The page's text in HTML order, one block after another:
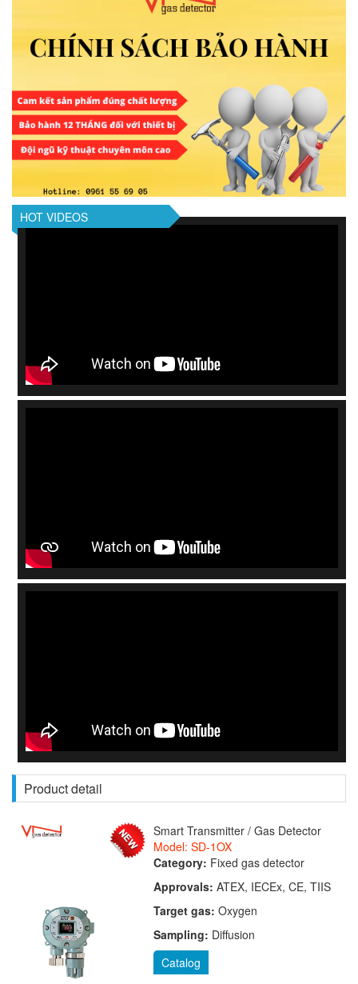
HOT VIDEOS
Product detail
Smart Transmitter / Gas Detector
Model: SD-1OX
Category: Fixed gas detector
Approvals: ATEX, IECEx, CE, TIIS
Target gas: Oxygen
Sampling: Diffusion
Catalog